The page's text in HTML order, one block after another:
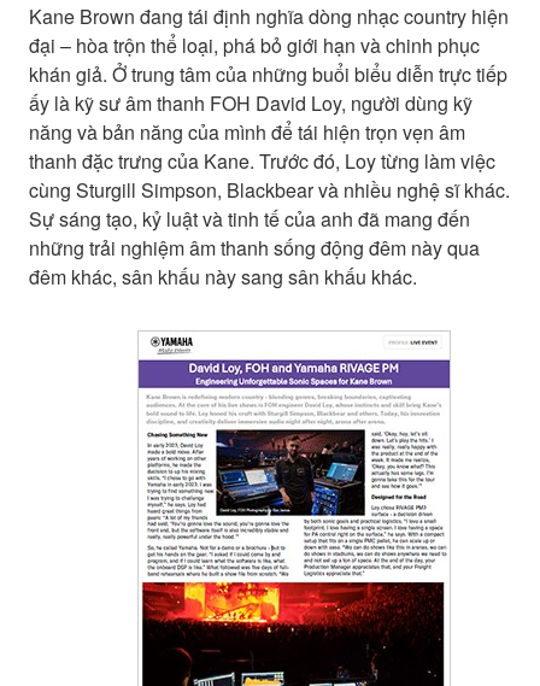
Kane Brown đang tái định nghĩa dòng nhạc country hiện
đại – hòa trộn thể loại, phá bỏ giới hạn và chinh phục
khán giả. Ở trung tâm của những buổi biểu diễn trực tiếp
ấy là kỹ sư âm thanh FOH David Loy, người dùng kỹ
năng và bản năng của mình để tái hiện trọn vẹn âm
thanh đặc trưng của Kane. Trước đó, Loy từng làm việc
cùng Sturgill Simpson, Blackbear và nhiều nghệ sĩ khác.
Sự sáng tạo, kỷ luật và tinh tế của anh đã mang đến
những trải nghiệm âm thanh sống động đêm này qua
đêm khác, sân khấu này sang sân khấu khác.